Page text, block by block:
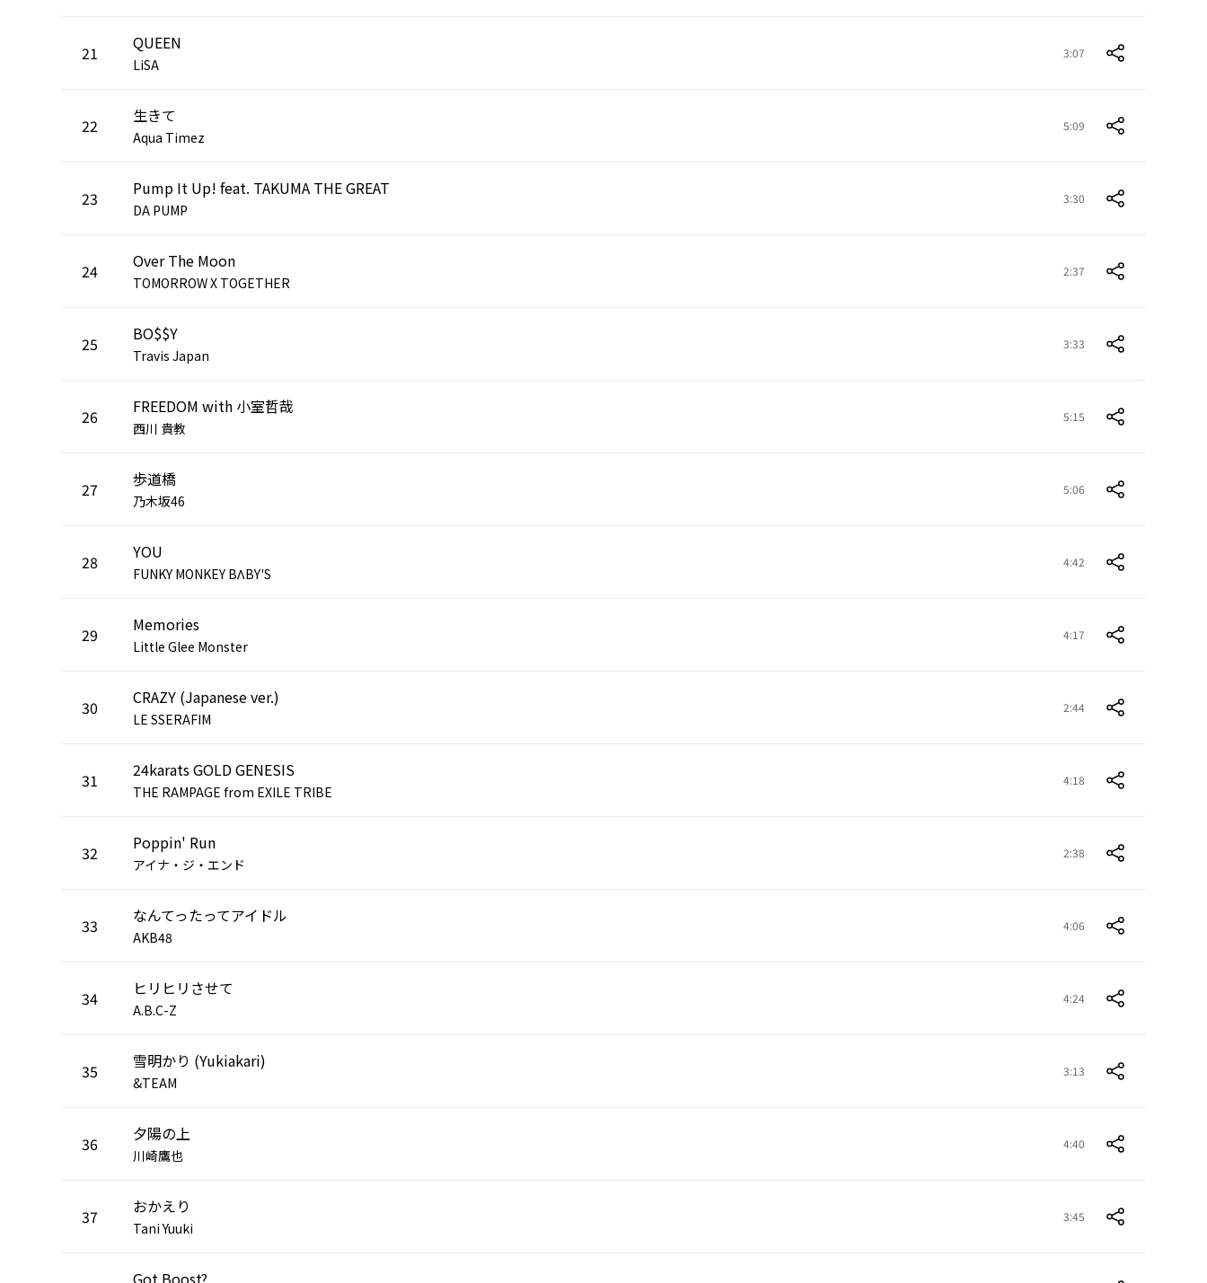
21 QUEEN
LiSA
3:07
22 生きて
Aqua Timez
5:09
23 Pump It Up! feat. TAKUMA THE GREAT
DA PUMP
3:30
24 Over The Moon
TOMORROW X TOGETHER
2:37
25 BO$$Y
Travis Japan
3:33
26 FREEDOM with 小室哲哉
西川 貴教
5:15
27 歩道橋
乃木坂46
5:06
28 YOU
FUNKY MONKEY BΛBY'S
4:42
29 Memories
Little Glee Monster
4:17
30 CRAZY (Japanese ver.)
LE SSERAFIM
2:44
31 24karats GOLD GENESIS
THE RAMPAGE from EXILE TRIBE
4:18
32 Poppin' Run
アイナ・ジ・エンド
2:38
33 なんてったってアイドル
AKB48
4:06
34 ヒリヒリさせて
A.B.C-Z
4:24
35 雪明かり (Yukiakari)
&TEAM
3:13
36 夕陽の上
川崎鷹也
4:40
37 おかえり
Tani Yuuki
3:45
Got Boost?